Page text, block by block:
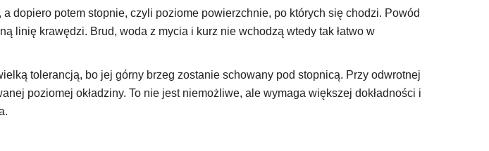
dopiero potem stopnie, czyli poziome powierzchnie, po których się chodzi. Powód
linię krawędzi. Brud, woda z mycia i kurz nie wchodzą wtedy tak łatwo w
tolerancją, bo jej górny brzeg zostanie schowany pod stopnicą. Przy odwrotnej
poziomej okładziny. To nie jest niemożliwe, ale wymaga większej dokładności i